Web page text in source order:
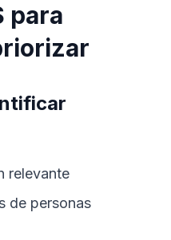
para
relevante
de personas